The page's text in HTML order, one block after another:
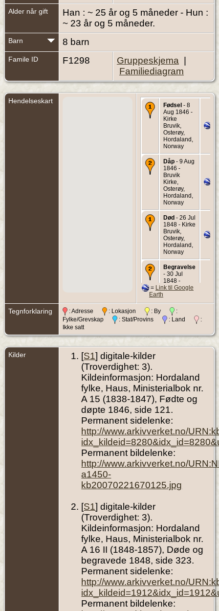
Alder når gift
Han : ~ 25 år og 5 måneder - Hun :
~ 23 år og 5 måneder.
Barn 8 barn
Famile ID F1298 Gruppeskjema
Familiediagram
Hendelseskart
Fødsel - 8
Aug 1846 -
Kirke
Bruvik,
Osterøy,
Hordaland,
Norway
Dåp - 9 Aug
1846 -
Bruvik
Kirke,
Osterøy,
Hordaland,
Norway
Død - 26 Jul
1848 - Kirke
Bruvik,
Osterøy,
Hordaland,
Norway
Begravelse
- 30 Jul
1848 -
Bruvik
Osterøy,
Hordaland,
Norway
= Link til Google
Earth
Tegnforklaring : Adresse : Lokasjon : By
:
Fylke/Grevskap
: Stat/Provins : Land
:
Ikke satt
Kilder [S1] digitale-kilder
(Troverdighet: 3).
Kildeinformasjon: Hordaland
fylke, Haus, Ministerialbok nr.
A 15 (1838-1847), Fødte og
døpte 1846, side 121.
Permanent sidelenke:
http://www.arkivverket.no/
Permanent bildelenke:
http://www.arkivverket.no/
a1450-
kb20070221670125.jpg
[S1] digitale-kilder
(Troverdighet: 3).
Kildeinformasjon: Hordaland
fylke, Haus, Ministerialbok nr.
A 16 II (1848-1857), Døde og
begravede 1848, side 323.
Permanent sidelenke:
http://www.arkivverket.no/
Permanent bildelenke: